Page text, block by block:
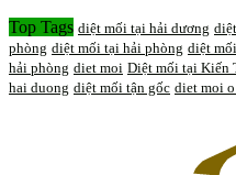
Top Tags diệt mối tại hải dương
phòng diệt mối tại hải phòng diệt
hải phòng diet moi Diệt mối tại Kiến
hai duong diệt mối tận gốc diet moi